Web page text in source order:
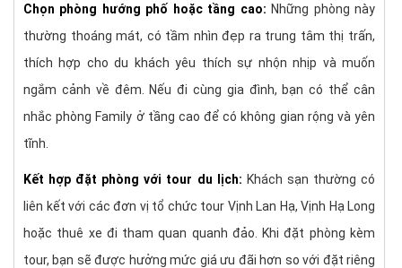
Chọn phòng hướng phố hoặc tầng cao: Những phòng này
thường thoáng mát, có tầm nhìn đẹp ra trung tâm thị trấn,
thích hợp cho du khách yêu thích sự nhộn nhịp và muốn
ngắm cảnh về đêm. Nếu đi cùng gia đình, bạn có thể cân
nhắc phòng Family ở tầng cao để có không gian rộng và yên
tĩnh.
Kết hợp đặt phòng với tour du lịch: Khách sạn thường có
liên kết với các đơn vị tổ chức tour Vịnh Lan Hạ, Vịnh Hạ Long
hoặc thuê xe đi tham quan quanh đảo. Khi đặt phòng kèm
tour, bạn sẽ được hưởng mức giá ưu đãi hơn so với đặt riêng